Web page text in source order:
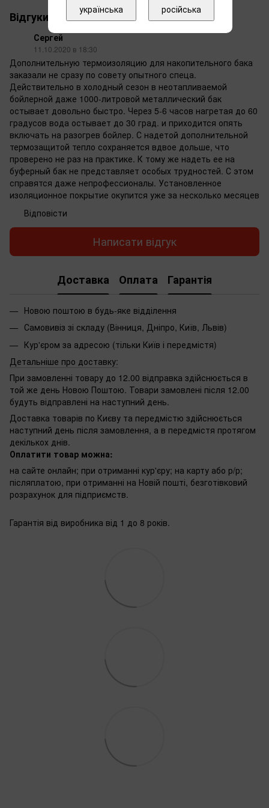
Відгуки
Сергей
11.10.2020 в 18:30
Дополнительную термоизоляцию для накопительного бака
заказали не сразу по совету опытного спеца.
Действительно в холодный сезон в неотапливаемой
бойлерной даже 1000-литровой металлический бак
остывает довольно быстро. Через 5-6 часов нагретая до 60
градусов вода остывает до 30 град. и приходится опять
включать на разогрев бойлер. С надетой дополнительной
термозащитой тепло сохраняется вдвое дольше, что
проверено не раз на практике. К тому же надеть ее на
буферный бак не представляет особых трудностей. С этом
справятся даже непрофессионалы. Установленное
изоляционное покрытие окупится уже за несколько месяцев
Відповісти
Написати відгук
Доставка Оплата Гарантія
Новою поштою в будь-яке відділення
Самовивіз зі складу (Вінниця, Дніпро, Київ, Львів)
Кур'єром за адресою (тільки Київ і передмістя)
Детальніше про доставку:
При замовленні товару до 12.00 відправка здійснюється в
той же день Новою Поштою. Товари замовлені після 12.00
будуть відправлені на наступний день.
Доставка товарів по Києву та передмістю здійснюється
наступний день після замовлення, а в передмістя протягом
декількох днів.
Оплатити товар можна:
на сайте онлайн; при отриманні кур'єру; на карту або р/р;
післяплатою, при отриманні на Новій пошті, безготівковий
розрахунок для підприємств.
Гарантія від виробника від 1 до 8 років.
українська російська